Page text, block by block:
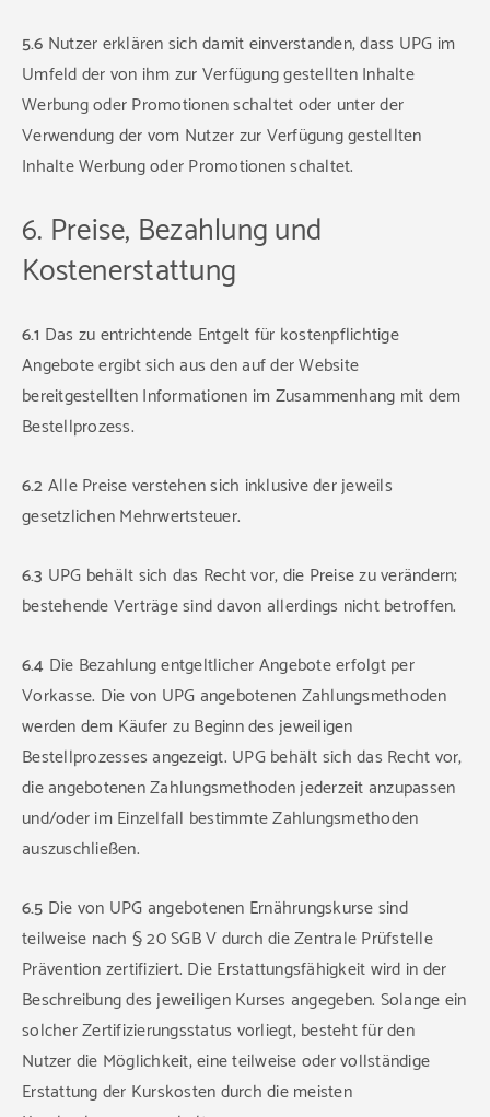
5.6 Nutzer erklären sich damit einverstanden, dass UPG im
Umfeld der von ihm zur Verfügung gestellten Inhalte
Werbung oder Promotionen schaltet oder unter der
Verwendung der vom Nutzer zur Verfügung gestellten
Inhalte Werbung oder Promotionen schaltet.
6. Preise, Bezahlung und
Kostenerstattung
6.1 Das zu entrichtende Entgelt für kostenpflichtige
Angebote ergibt sich aus den auf der Website
bereitgestellten Informationen im Zusammenhang mit dem
Bestellprozess.
6.2Alle Preise verstehen sich inklusive der jeweils
gesetzlichen Mehrwertsteuer.
6.3 UPG behält sich das Recht vor, die Preise zu verändern;
bestehende Verträge sind davon allerdings nicht betroffen.
6.4 Die Bezahlung entgeltlicher Angebote erfolgt per
Vorkasse. Die von UPG angebotenen Zahlungsmethoden
werden dem Käufer zu Beginn des jeweiligen
Bestellprozesses angezeigt. UPG behält sich das Recht vor,
die angebotenen Zahlungsmethoden jederzeit anzupassen
und/oder im Einzelfall bestimmte Zahlungsmethoden
auszuschließen.
6.5 Die von UPG angebotenen Ernährungskurse sind
teilweise nach § 20 SGB V durch die Zentrale Prüfstelle
Prävention zertifiziert. Die Erstattungsfähigkeit wird in der
Beschreibung des jeweiligen Kurses angegeben. Solange ein
solcher Zertifizierungsstatus vorliegt, besteht für den
Nutzer die Möglichkeit, eine teilweise oder vollständige
Erstattung der Kurskosten durch die meisten